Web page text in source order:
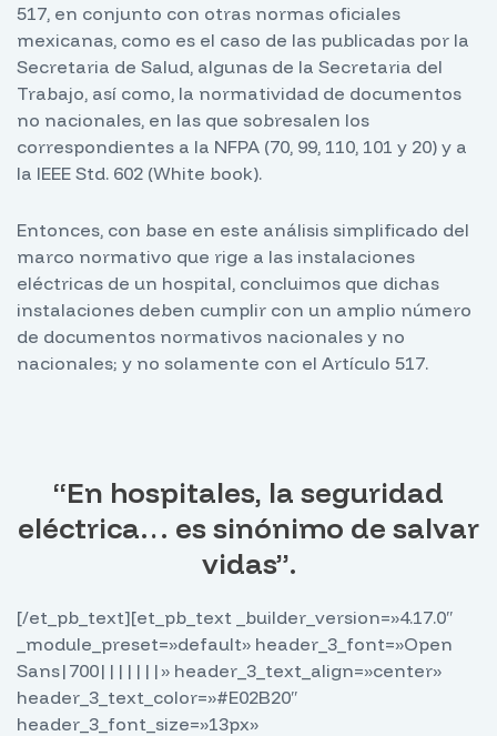
517, en conjunto con otras normas oficiales
mexicanas, como es el caso de las publicadas por la
Secretaria de Salud, algunas de la Secretaria del
Trabajo, así como, la normatividad de documentos
no nacionales, en las que sobresalen los
correspondientes a la NFPA (70, 99, 110, 101 y 20) y a
la IEEE Std. 602 (White book).
Entonces, con base en este análisis simplificado del
marco normativo que rige a las instalaciones
eléctricas de un hospital, concluimos que dichas
instalaciones deben cumplir con un amplio número
de documentos normativos nacionales y no
nacionales; y no solamente con el Artículo 517.
“En hospitales, la seguridad
eléctrica… es sinónimo de salvar
vidas”.
[/et_pb_text][et_pb_text _builder_version=»4.17.0″
_module_preset=»default» header_3_font=»Open
Sans|700|||||||» header_3_text_align=»center»
header_3_text_color=»#E02B20″
header_3_font_size=»13px»